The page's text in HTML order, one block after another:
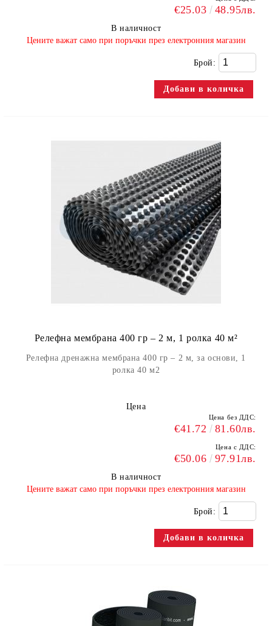
€25.03 48.95лв.
В наличност
​Цените важат само при поръчки през електронния магазин
Брой:
Релефна мембрана 400 гр – 2 м, 1 ролка 40 м²
Релефна дренажна мембрана 400 гр – 2 м, за основи, 1
ролка 40 м2
Цена
Цена без ДДС:
€41.72 81.60лв.
Цена с ДДС:
€50.06 97.91лв.
В наличност
​Цените важат само при поръчки през електронния магазин
Брой: